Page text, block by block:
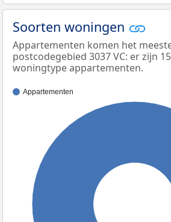
Soorten woningen
Appartementen komen het
postcodegebied 3037 VC: er zijn
woningtype appartementen.
Appartementen